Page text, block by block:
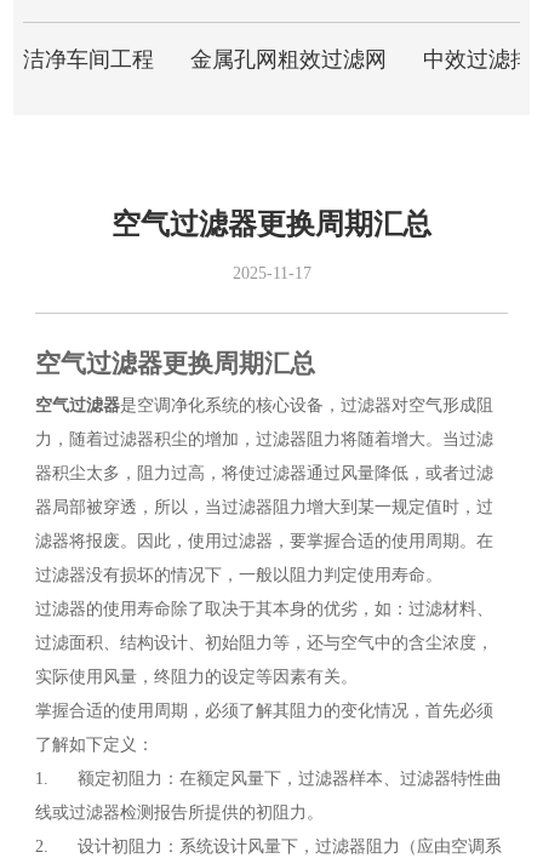
洁净车间工程 金属孔网粗效过滤网 中效过滤排
空气过滤器更换周期汇总
2025-11-17
空气过滤器更换周期汇总
空气过滤器是空调净化系统的核心设备，过滤器对空气形成阻
力，随着过滤器积尘的增加，过滤器阻力将随着增大。当过滤
器积尘太多，阻力过高，将使过滤器通过风量降低，或者过滤
器局部被穿透，所以，当过滤器阻力增大到某一规定值时，过
滤器将报废。因此，使用过滤器，要掌握合适的使用周期。在
过滤器没有损坏的情况下，一般以阻力判定使用寿命。
过滤器的使用寿命除了取决于其本身的优劣，如：过滤材料、
过滤面积、结构设计、初始阻力等，还与空气中的含尘浓度，
实际使用风量，终阻力的设定等因素有关。
掌握合适的使用周期，必须了解其阻力的变化情况，首先必须
了解如下定义：
1. 额定初阻力：在额定风量下，过滤器样本、过滤器特性曲
线或过滤器检测报告所提供的初阻力。
2. 设计初阻力：系统设计风量下，过滤器阻力（应由空调系